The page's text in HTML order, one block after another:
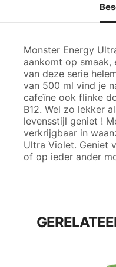
Monster Energy
aankomt op
van deze serie
van 500 ml vind je
cafeïne ook flinke
B12. Wel zo lekker
levensstijl geniet !
verkrijgbaar in
Ultra Violet. Geniet
of op ieder ander